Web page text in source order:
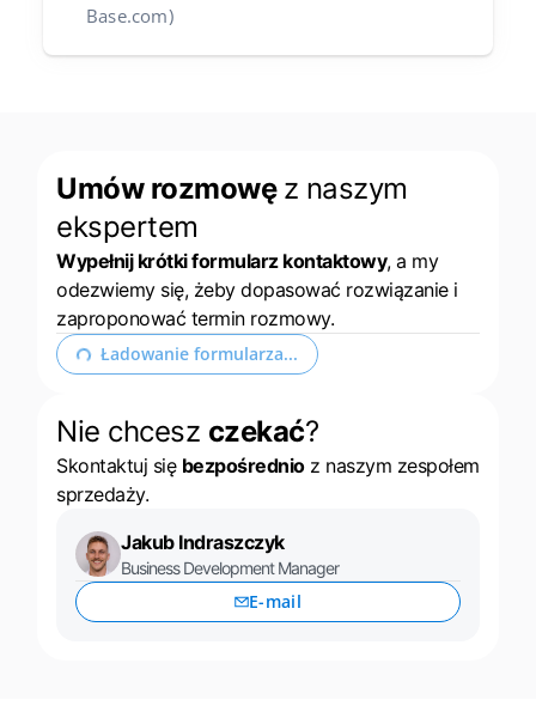
Base.com)
Umów rozmowę z naszym
ekspertem
Wypełnij krótki formularz kontaktowy, a my
odezwiemy się, żeby dopasować rozwiązanie i
zaproponować termin rozmowy.
Rozwiń formularz kontaktowy
Nie chcesz czekać?
Skontaktuj się bezpośrednioz naszym zespołem
sprzedaży.
Jakub Indraszczyk
Business Development Manager
E-mail